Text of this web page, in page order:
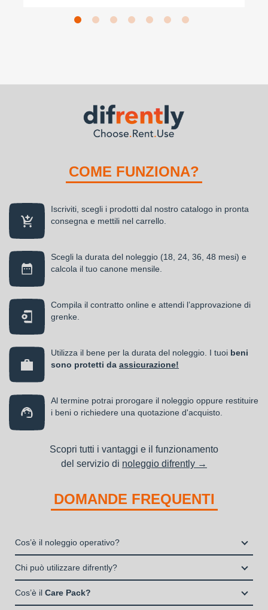
COME FUNZIONA?
Iscriviti, scegli i prodotti dal nostro catalogo in pronta
consegna e mettili nel carrello.
Scegli la durata del noleggio (18, 24, 36, 48 mesi) e
calcola il tuo canone mensile.
Compila il contratto online e attendi l’approvazione di
grenke.
Utilizza il bene per la durata del noleggio. I tuoi beni
sono protetti da assicurazione!
Al termine potrai prorogare il noleggio oppure restituire
i beni o richiedere una quotazione d'acquisto.
Scopri tutti i vantaggi e il funzionamento
del servizio di noleggio difrently →
DOMANDE FREQUENTI
Cos’è il noleggio operativo?
Il noleggio, o locazione operativa, è una soluzione che
alla propria attività a fronte del pagamento di un canone fisso
periodico.
Chi può utilizzare difrently?
Liberi Professionisti e Studi Associati
Cos’è il Care Pack?